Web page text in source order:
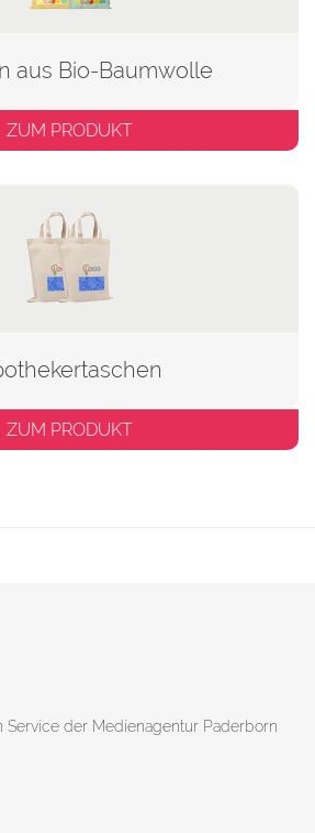
aus Bio-Baumwolle
ZUM PRODUKT
ZUM PRODUKT
Service der Medienagentur Paderborn